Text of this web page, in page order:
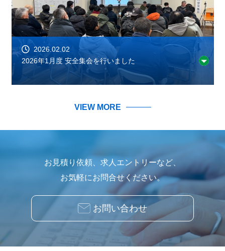
2026.02.02
2026年1月度 安全集会を行いました
VIEW MORE
お見積り依頼、求人エントリーなど、
お気軽にお問合せください。
お問い合わせ